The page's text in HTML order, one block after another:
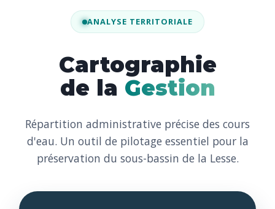
ANALYSE TERRITORIALE
Cartographie
de la Gestion
Répartition administrative précise des cours
d'eau. Un outil de pilotage essentiel pour la
préservation du sous-bassin de la Lesse.